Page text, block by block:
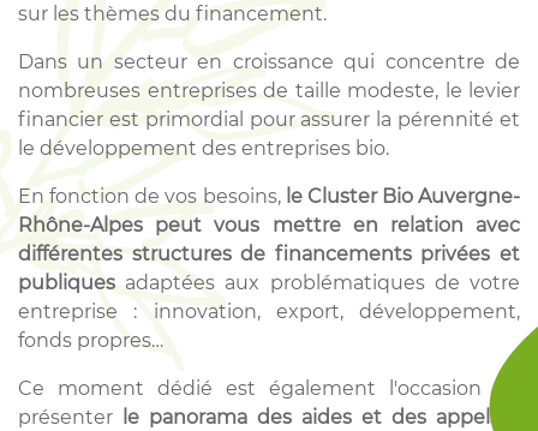
sur les thèmes du financement.
Dans un secteur en croissance qui concentre de
nombreuses entreprises de taille modeste, le levier
financier est primordial pour assurer la pérennité et
le développement des entreprises bio.
En fonction de vos besoins, le Cluster Bio Auvergne-
Rhône-Alpes peut vous mettre en relation avec
différentes structures de financements privées et
publiques adaptées aux problématiques de votre
entreprise : innovation, export, développement,
fonds propres…
Ce moment dédié est également l'occasion de
présenter
le panorama des aides et des appels à